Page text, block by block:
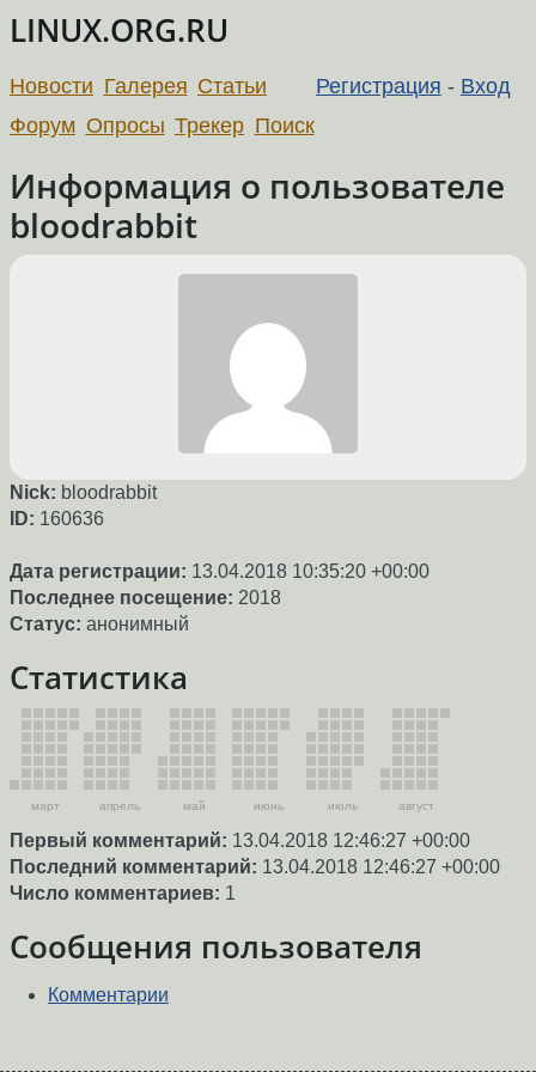
LINUX.ORG.RU
Регистрация - Вход
Новости Галерея Статьи
Форум Опросы Трекер Поиск
Информация о пользователе
bloodrabbit
Nick: bloodrabbit
ID: 160636
Дата регистрации: 13.04.2018 10:35:20 +00:00
Последнее посещение: 2018
Статус: анонимный
Статистика
март апрель май июнь июль август
Первый комментарий: 13.04.2018 12:46:27 +00:00
Последний комментарий: 13.04.2018 12:46:27 +00:00
Число комментариев: 1
Сообщения пользователя
Комментарии